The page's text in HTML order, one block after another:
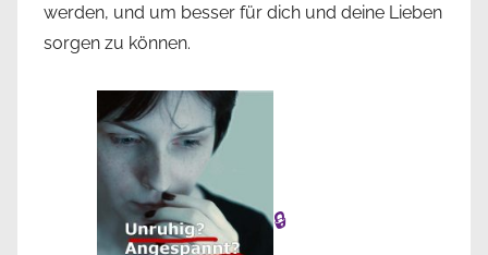
werden, und um besser für dich und deine Lieben
sorgen zu können.
🔒